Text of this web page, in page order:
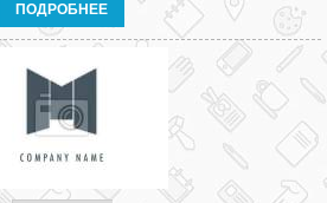
ПОДРОБНЕЕ